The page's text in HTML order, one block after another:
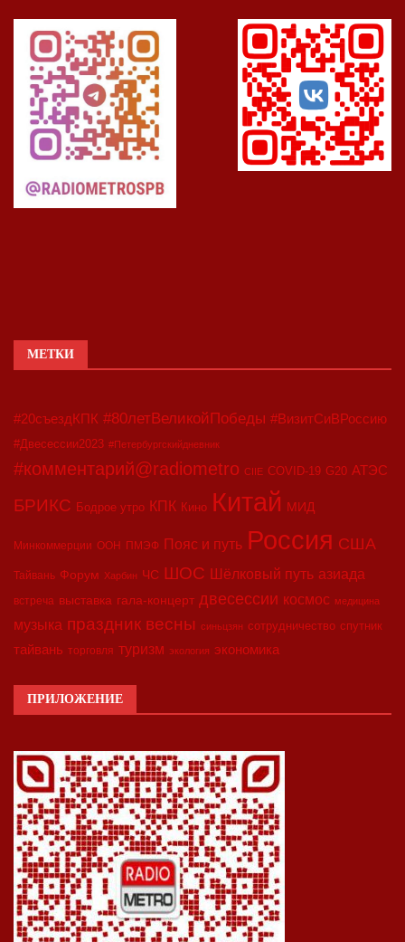
МЕТКИ
#20съездКПК #80летВеликойПобеды #ВизитСиВРоссию
#Двесессии2023 #Петербургскийдневник
#комментарий@radiometro CIIE COVID-19 G20 АТЭС
БРИКС Бодрое утро КПК Кино Китай МИД
Минкоммерции ООН ПМЭФ Пояс и путь Россия США
Тайвань Форум Харбин ЧС ШОС Шёлковый путь азиада
встреча выставка гала-концерт двесессии космос медицина
музыка праздник весны синьцзян сотрудничество спутник
тайвань торговля туризм экология экономика
ПРИЛОЖЕНИЕ